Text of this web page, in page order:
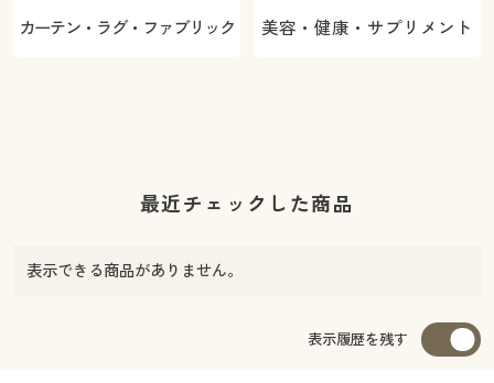
カーテン・ラグ・ファブリック 美容・健康・サプリメント
最近チェックした商品
表示できる商品がありません。
表示履歴を残す